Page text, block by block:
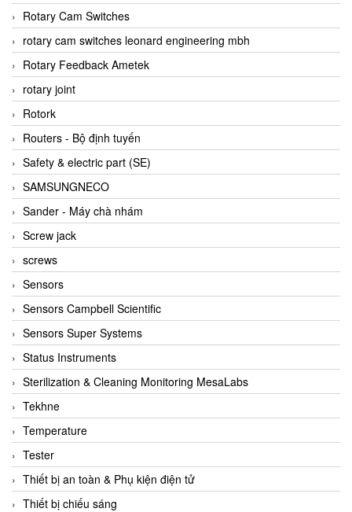
Bosch
Boydcorp
BRAUN Vietnam
Brinkmann Pumpen
BRONKHORST
Brook Instrument
Brooks Instrument Vietnam
Buhler
BURLING INSTRUMENTS
Burster
BUSCHJOST
Calectro
Campbell Scientific
Canneed Vietnam
Cantoni
CAPS
CAREL Parts
CCS
CD Automation
CEAG Sicherheitst
CEIA Vietnam
Rotary Cam Switches
rotary cam switches leonard engineering mbh
Rotary Feedback Ametek
rotary joint
Rotork
Routers - Bộ định tuyến
Safety & electric part (SE)
SAMSUNGNECO
Sander - Máy chà nhám
Screw jack
screws
Sensors
Sensors Campbell Scientific
Sensors Super Systems
Status Instruments
Sterilization & Cleaning Monitoring MesaLabs
Tekhne
Temperature
Tester
Thiết bị an toàn & Phụ kiện điện tử
Thiết bị chiếu sáng